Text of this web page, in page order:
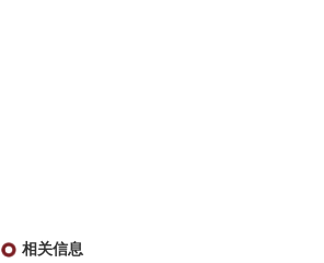
相关信息